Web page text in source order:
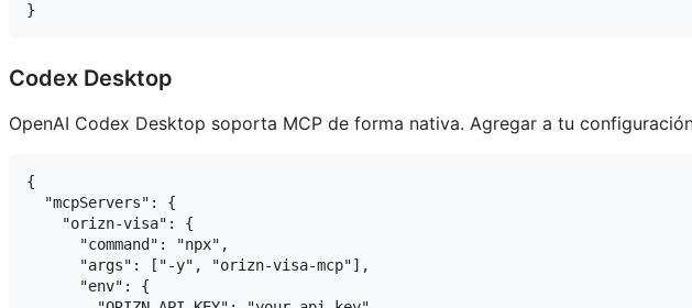
Codex Desktop
OpenAI Codex Desktop soporta MCP de forma nativa. Agregar a tu
{
  "mcpServers": {
    "orizn-visa": {
      "command": "npx",
      "args": ["-y", "orizn-visa-mcp"],
      "env": {